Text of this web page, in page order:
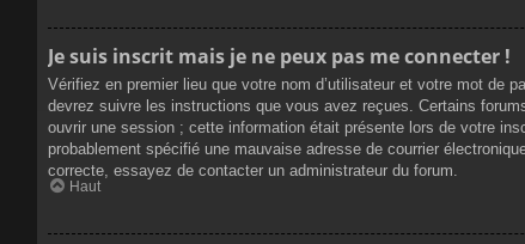
Je suis inscrit mais je ne peux pas me connecter !
Vérifiez en premier lieu que votre nom d’utilisateur et votre mot de
devrez suivre les instructions que vous avez reçues. Certains
ouvrir une session ; cette information était présente lors de votre
probablement spécifié une mauvaise adresse de courrier
correcte, essayez de contacter un administrateur du forum.
Haut